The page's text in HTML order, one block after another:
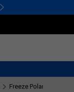
M
Freeze Polar